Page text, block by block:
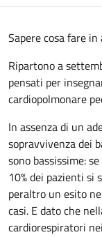
Sapere cosa fare
Ripartono a
pensati per
cardiopolmonare
In assenza di un
sopravvivenza dei
sono bassissime:
10% dei pazienti si
peraltro un esito
casi. E dato che
cardiorespiratori